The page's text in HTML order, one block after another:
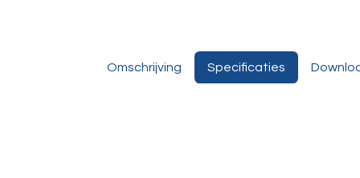
Omschrijving Specificaties